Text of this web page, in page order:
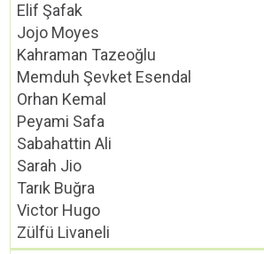
Elif Şafak
Jojo Moyes
Kahraman Tazeoğlu
Memduh Şevket Esendal
Orhan Kemal
Peyami Safa
Sabahattin Ali
Sarah Jio
Tarık Buğra
Victor Hugo
Zülfü Livaneli